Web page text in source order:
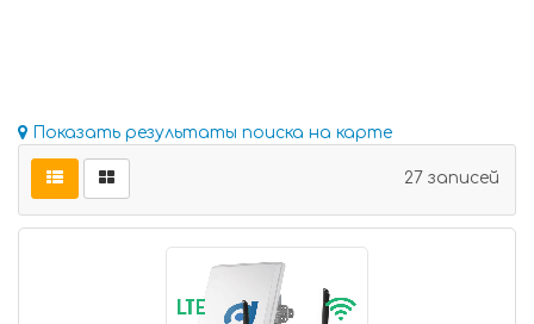
Показать результаты поиска на карте
27 записей